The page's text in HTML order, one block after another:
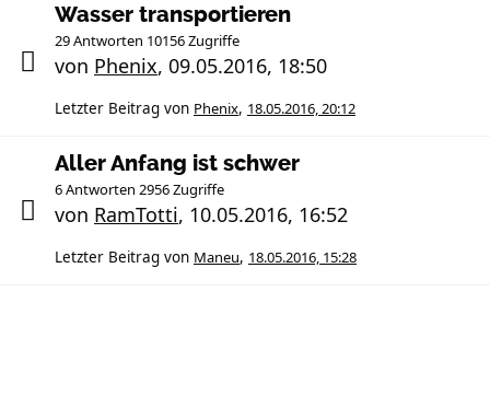
Wasser transportieren
29 Antworten 10156 Zugriffe
von Phenix, 09.05.2016, 18:50
Letzter Beitrag von Phenix, 18.05.2016, 20:12
Aller Anfang ist schwer
6 Antworten 2956 Zugriffe
von RamTotti, 10.05.2016, 16:52
Letzter Beitrag von Maneu, 18.05.2016, 15:28